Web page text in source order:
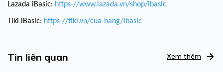
Lazada iBasic: https-//www.lazada.vn/shop/ibasic
Tiki iBasic: https-//tiki.vn/cua-hang/ibasic
Tin liên quan Xem thêm